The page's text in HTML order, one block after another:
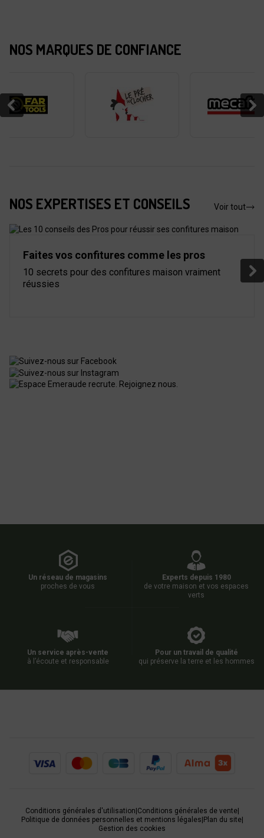
NOS MARQUES DE CONFIANCE
NOS EXPERTISES ET CONSEILS Voir tout
Faites vos confitures comme les pros
10 secrets pour des confitures maison vraiment
réussies
Un réseau de magasins
proches de vous
Experts depuis 1980
de votre maison et vos espaces
verts
Un service après-vente
à l’écoute et responsable
Pour un travail de qualité
qui préserve la terre et les hommes
Conditions générales d'utilisation Conditions générales de vente|
Politique de données personnelles et mentions légales Plan du site|
Gestion des cookies